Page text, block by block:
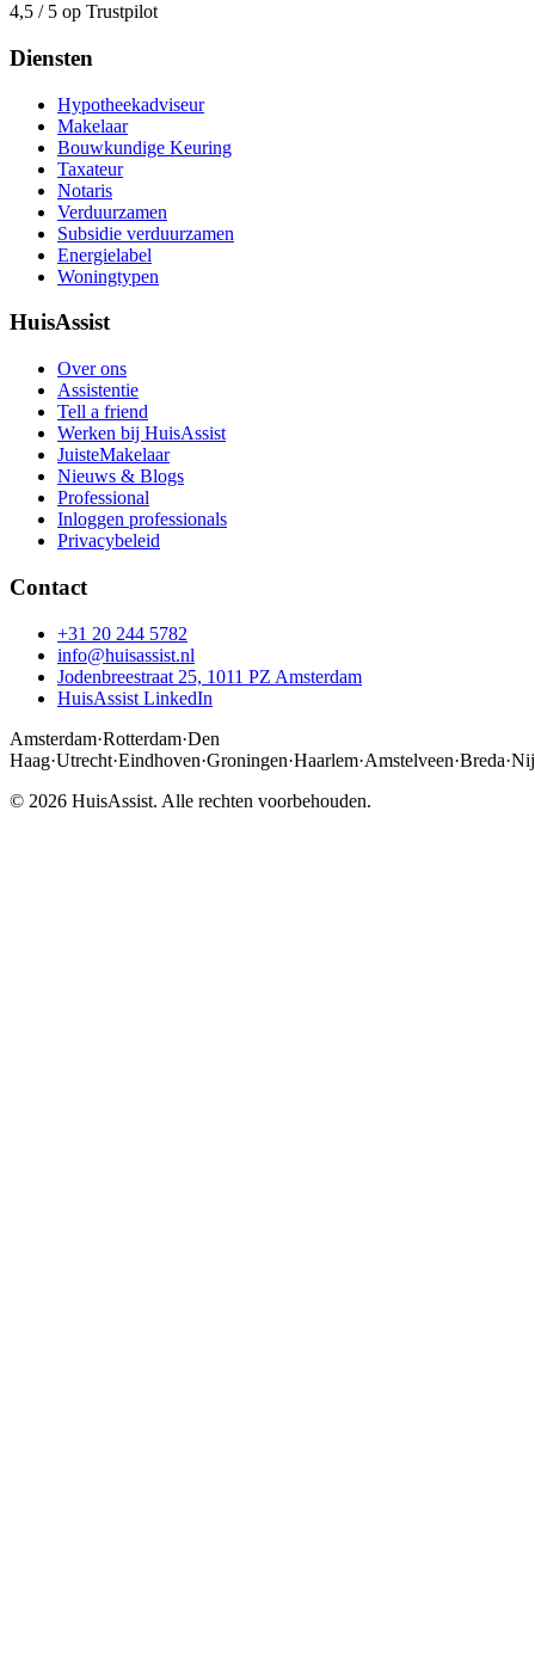
4,5 / 5 op Trustpilot
Diensten
Hypotheekadviseur
Makelaar
Bouwkundige Keuring
Taxateur
Notaris
Verduurzamen
Subsidie verduurzamen
Energielabel
Woningtypen
HuisAssist
Over ons
Assistentie
Tell a friend
Werken bij HuisAssist
JuisteMakelaar
Nieuws & Blogs
Professional
Inloggen professionals
Privacybeleid
Contact
+31 20 244 5782
info@huisassist.nl
Jodenbreestraat 25, 1011 PZ Amsterdam
HuisAssist LinkedIn
Amsterdam·Rotterdam·Den
Haag·Utrecht·Eindhoven·Groningen·Haarlem·Amstelveen·Breda·
© 2026 HuisAssist. Alle rechten voorbehouden.